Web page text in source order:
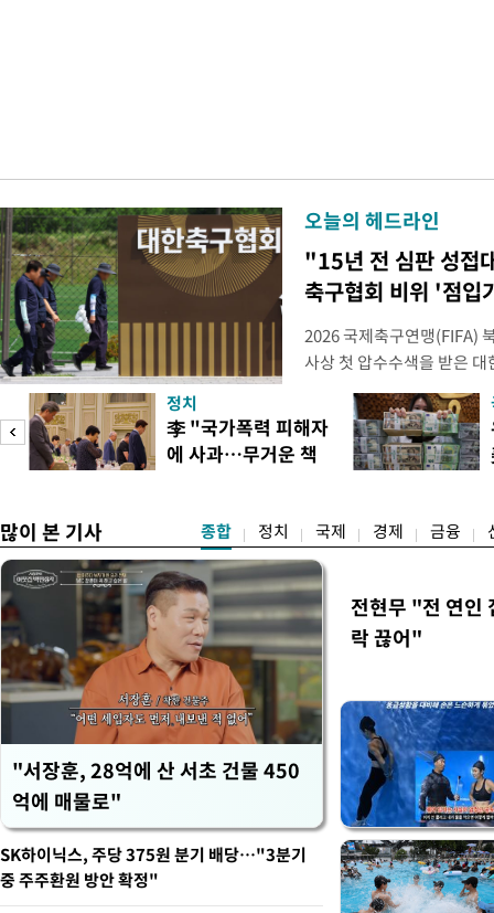
오늘의 헤드라인
"15년 전 심판 성접
축구협회 비위 '점입
2026 국제축구연맹(FIFA)
사상 첫 압수수색을 받은
거지면서 그야말로 쑥대
심판 성 접대 파문까지 파
돌이킬 수 없는 지경까지
홍명보 전 감독을 국가대
정치
李 "국가폭력 피해자
에 사과…무거운 책
많이 본 기사 종합 정치 국제 경제 금융
"서장훈, 28억에 산 서초 건물 450
억에 매물로"
전현무 "전 연인
락 끊어"
SK하이닉스, 주당 375원 분기 배당…"3분기
중 주주환원 방안 확정"